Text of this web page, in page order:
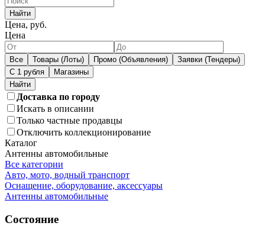
Найти
Цена, руб.
Цена
Все Товары (Лоты) Промо (Объявления)
Заявки (Тендеры)
С 1 рубля
Магазины
Доставка по городу
Искать в описании
Только частные продавцы
Отключить коллекционирование
Каталог
Антенны автомобильные
Все категории
Авто, мото, водный транспорт
Оснащение, оборудование, аксессуары
Антенны автомобильные
Состояние